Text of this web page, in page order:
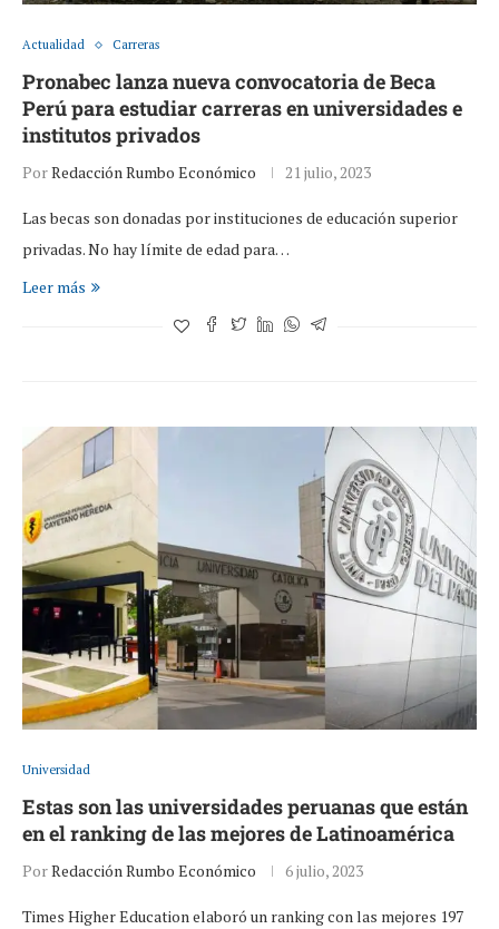
Actualidad Carreras
Pronabec lanza nueva convocatoria de Beca
Perú para estudiar carreras en universidades e
institutos privados
PorRedacción Rumbo Económico 21 julio, 2023
Las becas son donadas por instituciones de educación superior
privadas. No hay límite de edad para…
Leer más
Universidad
Estas son las universidades peruanas que están
en el ranking de las mejores de Latinoamérica
PorRedacción Rumbo Económico 6 julio, 2023
Times Higher Education elaboró un ranking con las mejores 197